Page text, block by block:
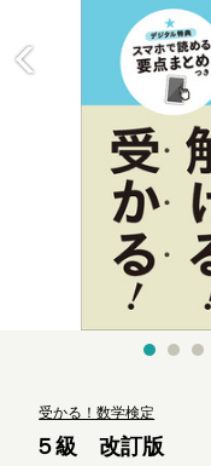
受かる！数学検定
５級 改訂版